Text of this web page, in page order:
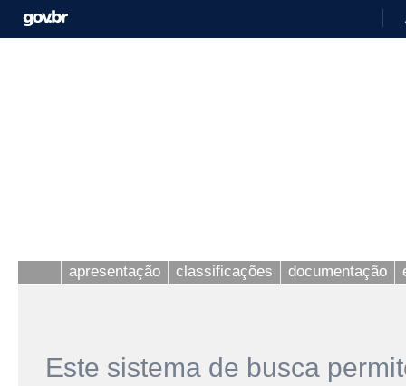
apresentação classificações documentação
Este sistema de busca